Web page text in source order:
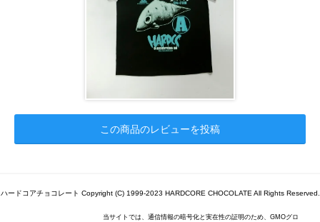
この商品のレビューを投稿
ハードコアチョコレート Copyright (C) 1999-2023 HARDCORE CHOCOLATE All Rights Reserved.
当サイトでは、通信情報の暗号化と実在性の証明のため、GMOグロ